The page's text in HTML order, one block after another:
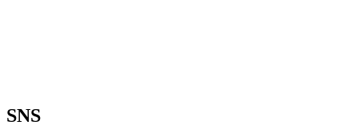
SNS